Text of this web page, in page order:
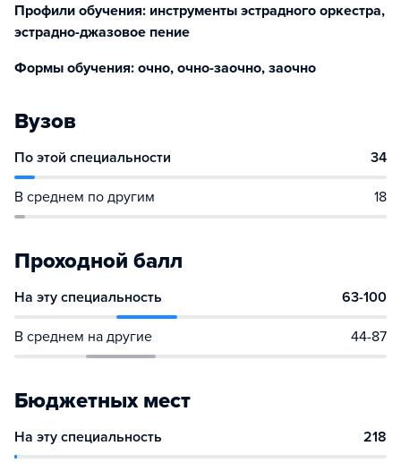
Профили обучения: инструменты эстрадного оркестра,
эстрадно-джазовое пение
Формы обучения: очно, очно-заочно, заочно
Вузов
По этой специальности 34
В среднем по другим 18
Проходной балл
На эту специальность 63-100
В среднем на другие 44-87
Бюджетных мест
На эту специальность 218